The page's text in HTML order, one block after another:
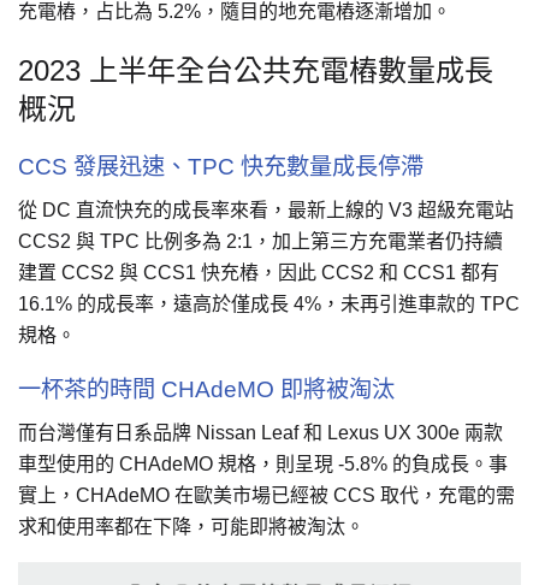
充電樁，占比為 5.2%，隨目的地充電樁逐漸增加。
2023 上半年全台公共充電樁數量成長
概況
CCS 發展迅速、TPC 快充數量成長停滯
從 DC 直流快充的成長率來看，最新上線的 V3 超級充電站
CCS2 與 TPC 比例多為 2:1，加上第三方充電業者仍持續
建置 CCS2 與 CCS1 快充樁，因此 CCS2 和 CCS1 都有
16.1% 的成長率，遠高於僅成長 4%，未再引進車款的 TPC
規格。
一杯茶的時間 CHAdeMO 即將被淘汰
而台灣僅有日系品牌 Nissan Leaf 和 Lexus UX 300e 兩款
車型使用的 CHAdeMO 規格，則呈現 -5.8% 的負成長。事
實上，CHAdeMO 在歐美市場已經被 CCS 取代，充電的需
求和使用率都在下降，可能即將被淘汰。